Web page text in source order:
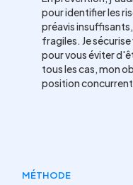
pour identifier les
préavis
fragiles. Je
pour vous éviter
tous les cas, mon
position
MÉTHODE